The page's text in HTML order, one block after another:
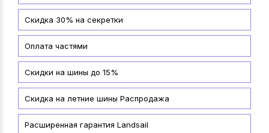
Скидка 30% на секретки
Оплата частями
Скидки на шины до 15%
Скидка на летние шины Распродажа
Расширенная гарантия Landsail